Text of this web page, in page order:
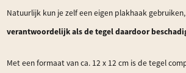
Natuurlijk kun je zelf een eigen plakhaak
verantwoordelijk als de tegel daardoor
Met een formaat van ca. 12 x 12 cm is de tegel